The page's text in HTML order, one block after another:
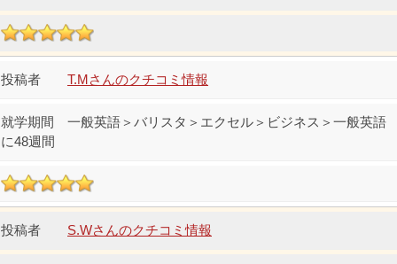
T.Mさんのクチコミ情報
一般英語＞バリスタ＞エクセル＞ビジネス＞一般英語
に48週間
S.Wさんのクチコミ情報